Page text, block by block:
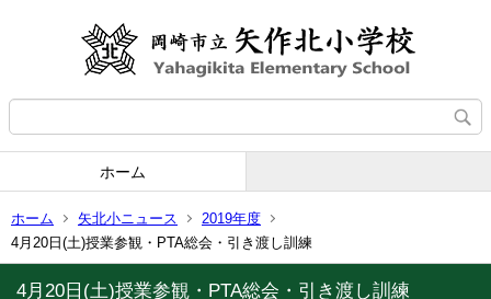
ホーム
ホーム 矢北小ニュース
2019年度
4月20日(土)授業参観・PTA総会・引き渡し訓練
4月20日(土)授業参観・PTA総会・引き渡し訓練